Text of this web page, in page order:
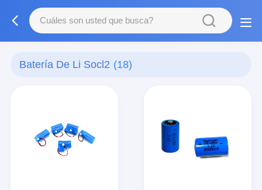
Batería De Li Socl2 (18)